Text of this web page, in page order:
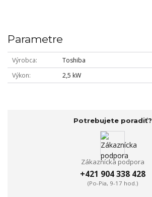
Parametre
Výrobca
Toshiba
Výkon
2,5 kW
Potrebujete poradiť?
Zákaznícka podpora
+421 904 338 428
(Po-Pia, 9-17 hod.)